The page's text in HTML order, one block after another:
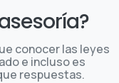
conocer las leyes
e incluso es
respuestas.